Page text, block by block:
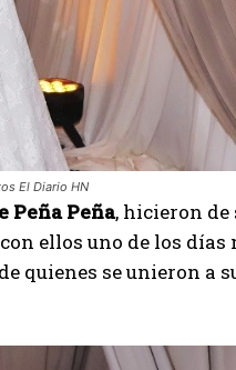
El Diario HN
Peña Peña, hicieron de
ellos uno de los días
quienes se unieron a